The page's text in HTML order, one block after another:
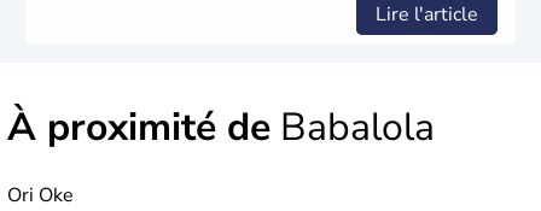
Lire l'article
À proximité de Babalola
Ori Oke